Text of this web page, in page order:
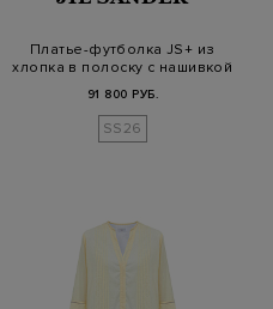
Платье-футболка JS+ из
хлопка в полоску с нашивкой
91 800 РУБ.
SS26